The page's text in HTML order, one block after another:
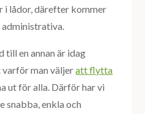
i lådor, därefter kommer
en annan är idag
man väljeratt flytta
ut för alla. Därför har vi
snabba, enkla och